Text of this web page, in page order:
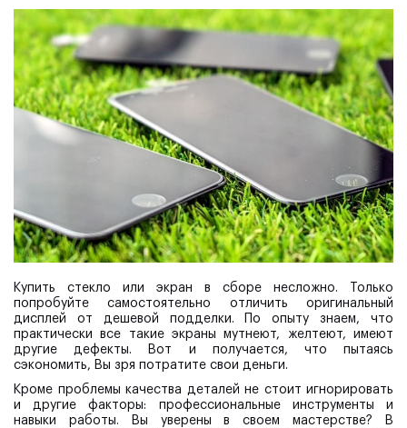
Купить стекло или экран в сборе несложно. Только
попробуйте самостоятельно отличить оригинальный
дисплей от дешевой подделки. По опыту знаем, что
практически все такие экраны мутнеют, желтеют, имеют
другие дефекты. Вот и получается, что пытаясь
сэкономить, Вы зря потратите свои деньги.
Кроме проблемы качества деталей не стоит игнорировать
и другие факторы: профессиональные инструменты и
навыки работы. Вы уверены в своем мастерстве? В